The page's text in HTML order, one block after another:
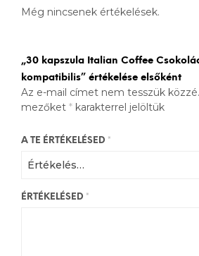
Még nincsenek értékelések.
„30 kapszula Italian Coffee
kompatibilis” értékelése elsőként
Az e-mail címet nem tesszük közzé.
mezőket * karakterrel jelöltük
A TE ÉRTÉKELÉSED *
ÉRTÉKELÉSED *